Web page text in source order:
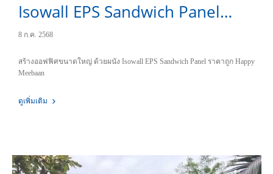
Isowall EPS Sandwich Panel
ราคาถูก
8 ก.ค. 2568
สร้างออฟฟิศขนาดใหญ่ ด้วยผนัง Isowall EPS Sandwich Panel ราคาถูก Happy
Meebaan
ดูเพิ่มเติม